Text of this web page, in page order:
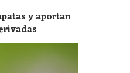
y aportan